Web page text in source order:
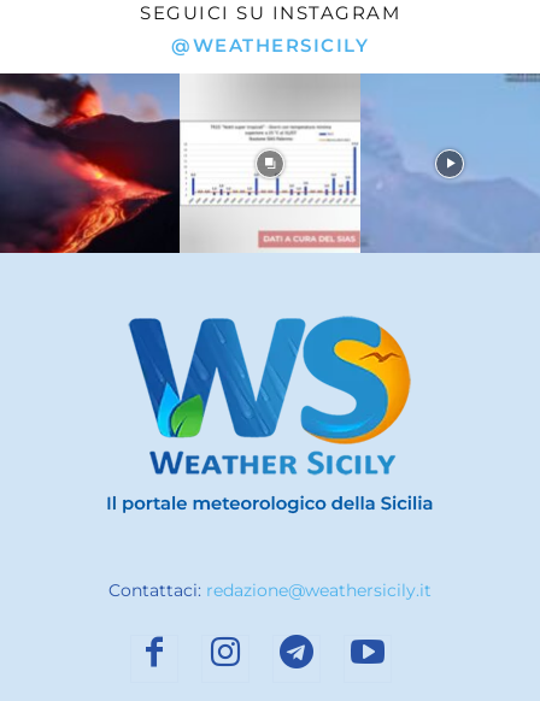
SEGUICI SU INSTAGRAM
@WEATHERSICILY
Contattaci: redazione@weathersicily.it